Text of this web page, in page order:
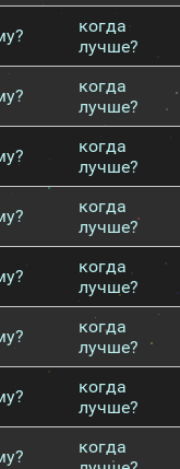
когда
лучше?
когда
лучше?
когда
лучше?
когда
лучше?
когда
лучше?
когда
лучше?
когда
лучше?
когда